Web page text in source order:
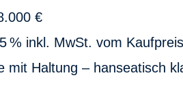
€
% inkl. MwSt. vom Kaufpreis
mit Haltung – hanseatisch